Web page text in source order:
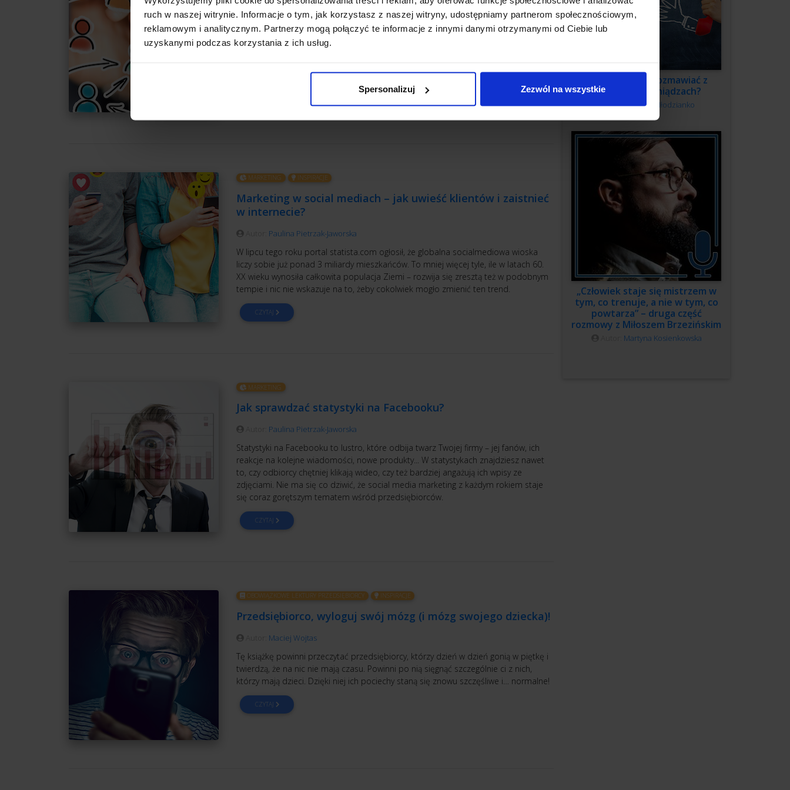
ruch w naszej witrynie. Informacje o tym, jak korzystasz z naszej witryny, udostępniamy partnerom społecznościowym,
reklamowym i analitycznym. Partnerzy mogą połączyć te informacje z innymi danymi otrzymanymi od Ciebie lub
uzyskanymi podczas korzystania z ich usług.
Spersonalizuj Zezwól na wszystkie
Autor:Paulina Pietrzak-Jaworska Maciej Wojtas
Nie da się ukryć, że grupy na Facebooku to społeczeństwo w pigułce – w każdym z
MARKETING INSPIRACJE
Marketing w social mediach – jak uwieść klientów i zaistnieć
w internecie?
Paulina Pietrzak-Jaworska
W lipcu tego roku portal statista.com ogłosił, że globalna socialmediowa wioska
liczy sobie już ponad 3 miliardy mieszkańców. To mniej więcej tyle, ile w latach 60.
XX wieku wynosiła całkowita populacja Ziemi – rozwija się zresztą też w podobnym
tempie i nic nie wskazuje na to, żeby cokolwiek mogło zmienić ten trend.
CZYTAJ
MARKETING
Jak sprawdzać statystyki na Facebooku?
Paulina Pietrzak-Jaworska
Statystyki na Facebooku to lustro, które odbija twarz Twojej firmy – jej fanów, ich
reakcje na kolejne wiadomości, nowe produkty... W statystykach znajdziesz nawet
to, czy odbiorcy chętniej klikają wideo, czy też bardziej angażują ich wpisy ze
zdjęciami. Nie ma się co dziwić, że social media marketing z każdym rokiem staje
się coraz gorętszym tematem wśród przedsiębiorców.
CZYTAJ
OBOWIĄZKOWE LEKTURY PRZEDSIĘBIORCY INSPIRACJE
Przedsiębiorco, wyloguj swój mózg (i mózg swojego dziecka)!
Maciej Wojtas
Tę książkę powinni przeczytać przedsiębiorcy, którzy dzień w dzień gonią w piętkę i
twierdzą, że na nic nie mają czasu. Powinni po nią sięgnąć szczególnie ci z nich,
którzy mają dzieci. Dzięki niej ich pociechy staną się znowu szczęśliwe i… normalne!
CZYTAJ
Jak swobodnie rozmawiać z
klientem o pieniądzach?
Autor:Kamila Młodzianko
„Człowiek staje się mistrzem w
tym, co trenuje, a nie w tym, co
powtarza” – druga część
rozmowy z Miłoszem Brzezińskim
Martyna Kosienkowska